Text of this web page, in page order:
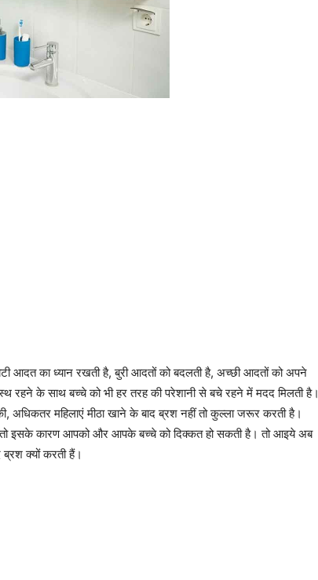
आदत का ध्यान रखती है, बुरी आदतों को बदलती है, अच्छी आदतों को अपने
रहने के साथ बच्चे को भी हर तरह की परेशानी से बचे रहने में मदद मिलती है।
महिलाएं मीठा खाने के बाद ब्रश नहीं तो कुल्ला जरूर करती है।
तो इसके कारण आपको और आपके बच्चे को दिक्कत हो सकती है। तो आइये अब
ब्रश क्यों करती हैं।